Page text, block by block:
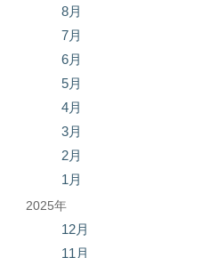
8月
7月
6月
5月
4月
3月
2月
1月
2025年
12月
11月